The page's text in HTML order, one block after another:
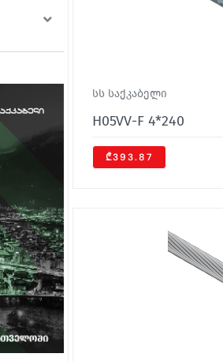
სს საქკაბელი
H05VV-F 4*240
₾393.87